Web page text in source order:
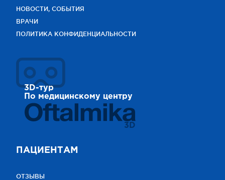
НОВОСТИ, СОБЫТИЯ
ВРАЧИ
ПОЛИТИКА КОНФИДЕНЦИАЛЬНОСТИ
3D-тур
По медицинскому центру
3D
ПАЦИЕНТАМ
ОТЗЫВЫ